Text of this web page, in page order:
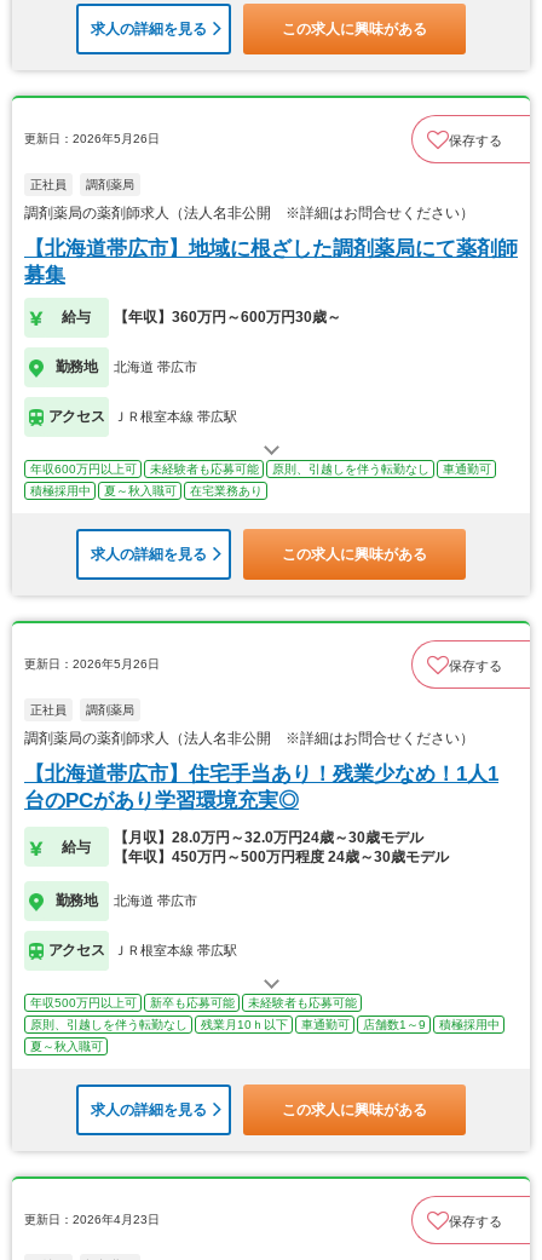
求人の詳細を見る この求人に興味がある
更新日：2026年5月26日 保存する
正社員 調剤薬局
調剤薬局の薬剤師求人（法人名非公開 ※詳細はお問合せください）
【北海道帯広市】地域に根ざした調剤薬局にて薬剤師
募集
給与 【年収】360万円～600万円30歳～
勤務地 北海道 帯広市
アクセス ＪＲ根室本線 帯広駅
年収600万円以上可 未経験者も応募可能 原則、引越しを伴う転勤なし
車通勤可
積極採用中
夏～秋入職可 在宅業務あり
求人の詳細を見る この求人に興味がある
更新日：2026年5月26日 保存する
正社員 調剤薬局
調剤薬局の薬剤師求人（法人名非公開 ※詳細はお問合せください）
【北海道帯広市】住宅手当あり！残業少なめ！1人1
台のPCがあり学習環境充実◎
給与
【月収】28.0万円～32.0万円24歳～30歳モデル
【年収】450万円～500万円程度 24歳～30歳モデル
勤務地 北海道 帯広市
アクセス ＪＲ根室本線 帯広駅
年収500万円以上可 新卒も応募可能
未経験者も応募可能
原則、引越しを伴う転勤なし
残業月10ｈ以下 車通勤可 店舗数1～9
積極採用中
夏～秋入職可
求人の詳細を見る この求人に興味がある
更新日：2026年4月23日 保存する